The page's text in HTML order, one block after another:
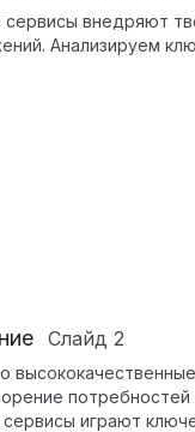
внедряют
Анализируем
Слайд 2
потребностей
играют